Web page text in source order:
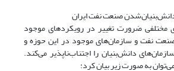
مختلفی ضرورت تغییر در رویکردهای موجود
نفت و سازمان‌های موجود در این حوزه و
دانش‌بنیان را اجتناب‌ناپذیر می‌کند.
به صورت زیر بیان کرد: